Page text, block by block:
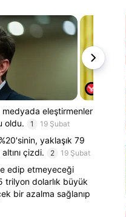
medyada eleştirmenler
oldu.
1 19 Şubat
yaklaşık 79
çizdi.
2 19 Şubat
edip etmeyeceği
trilyon dolarlık büyük
bir azalma sağlanıp